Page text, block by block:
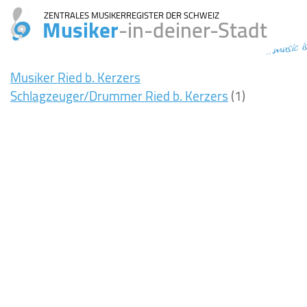
ZENTRALES MUSIKERREGISTER DER SCHWEIZ
Musiker-in-deiner-Stadt...music
Musiker Ried b. Kerzers
Schlagzeuger/Drummer Ried b. Kerzers(1)